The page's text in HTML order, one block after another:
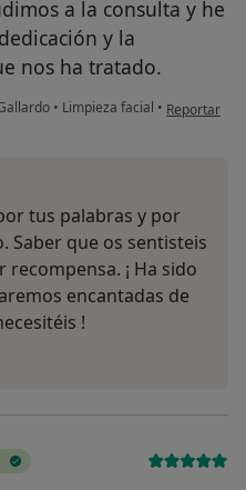
a la consulta y he
y la
nos ha tratado.
• Limpieza facial • en opinión
Reportar
tus palabras y por
Saber que os sentisteis
¡ Ha sido
encantadas de
!